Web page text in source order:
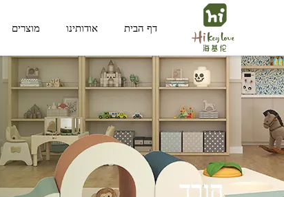
דף הבית אודותינו מוצרים
מרחב פונקציונלי
מרחב לילד
הורד